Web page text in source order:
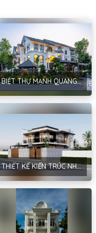
BIỆT THỰ MẠNH QUANG – TÂN CỔ ĐIỂN – QUỐC OAI – HÀ NỘI
THIẾT KẾ KIẾN TRÚC NHÀ Ở GIA ĐÌNH – PHONG CÁCH HIỆN ĐẠI – ANH KHÁNH – NINH BÌNH